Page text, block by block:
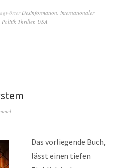
Desinformation, internationaler
Politik Thriller, USA
Das vorliegende Buch,
lässt einen tiefen